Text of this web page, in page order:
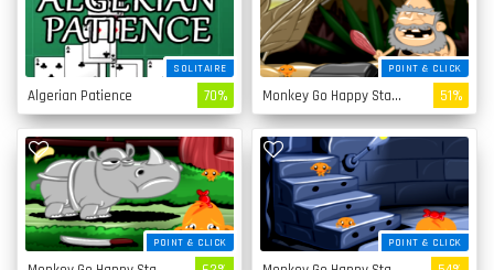
SOLITAIRE
Algerian Patience 70%
POINT & CLICK
Monkey Go Happy Stage 4 51%
POINT & CLICK POINT & CLICK